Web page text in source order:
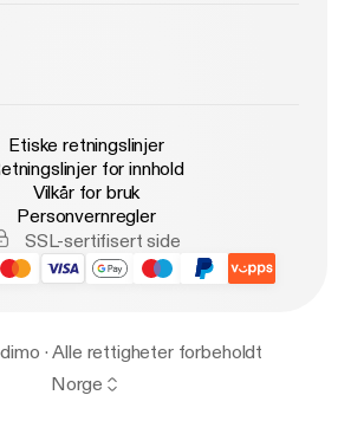
Etiske retningslinjer
for innhold
Vilkår for bruk
Personvernregler
SSL-sertifisert side
· Alle rettigheter forbeholdt
Norge